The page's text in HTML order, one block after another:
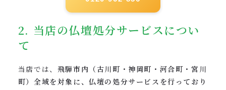
2. 当店の仏壇処分サービスについ
て
当店では、 飛騨市内（古川町・神岡町・河合町・宮川
町）全域を対象に、仏壇の処分サービスを行っており